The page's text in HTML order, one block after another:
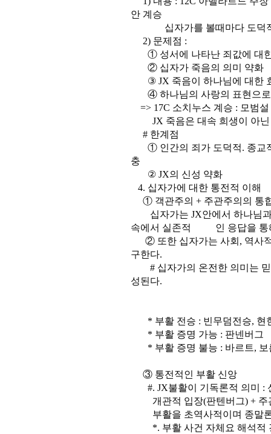
안 계승
십자가를 볼때마다 도덕적
2) 문제점 :
① 성서에 나타난 죄값에 대한
② 십자가 죽음의 의미 약화
③ JX 죽음이 하나님에 대한
④ 하나님의 사랑의 표현으로
=> 17C 소치누스 계승 : 모범설
JX 죽음은 대속 희생이 아닌
# 한계점
① 인간의 죄가 도덕적. 종교
충
② JX의 신성 약화
4. 십자가에 대한 통전적 이해
① 객관주의 + 주관주의의 통
십자가는 JX안에서 하나님과
속에서 실존적 인 응답을 통
② 또한 십자가는 사회, 역사적
구한다.
# 십자가의 온전한 의미는 믿
성된다.
* 부활 전승 : 빈무덤전승, 현
* 부활 증명 가능 : 판넨버그
* 부활 증명 불능 : 바르트, 보
③ 통전적인 부활 신앙
#. JX불활이 기독론적 의미 :
개관적 입장(판텐버그) + 주
부활을 초역사적이며 종말
*. 부활 사건 자체요 해석적